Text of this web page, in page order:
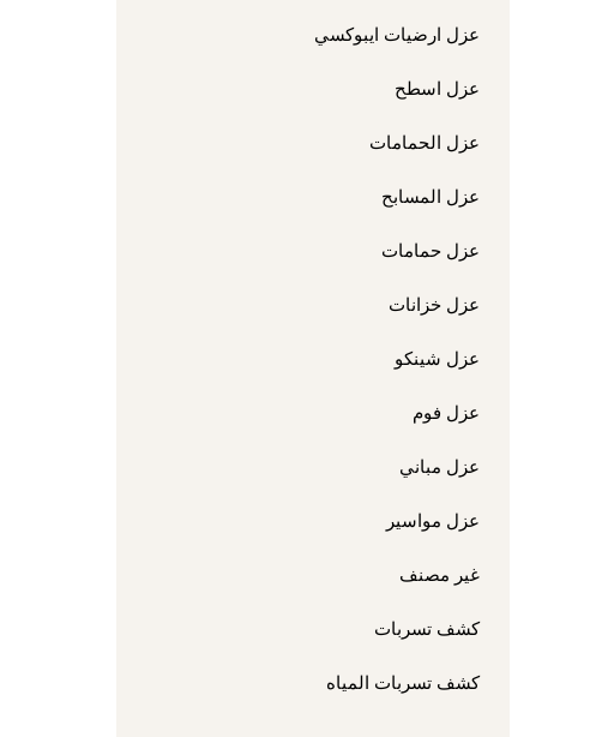
عزل ارضيات ايبوكسي
عزل اسطح
عزل الحمامات
عزل المسابح
عزل حمامات
عزل خزانات
عزل شينكو
عزل فوم
عزل مباني
عزل مواسير
غير مصنف
كشف تسربات
كشف تسربات المياه